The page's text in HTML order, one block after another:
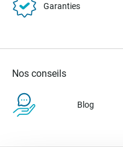
Garanties
Nos conseils
Blog